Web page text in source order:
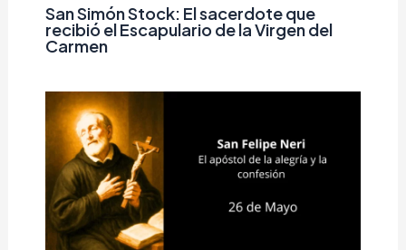
San Simón Stock: El sacerdote que
recibió el Escapulario de la Virgen del
Carmen